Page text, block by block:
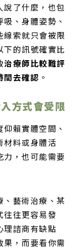
了什麼，也包
、身體姿勢、
線索就只會被限
的訊號確實比
治療師比較難評
間去確認 。
方式會受限
賴實體空間、
材料或身體活
力，也可能需要
、藝術治療、某
往往更容易發
理諮商有缺點
，而要看你需